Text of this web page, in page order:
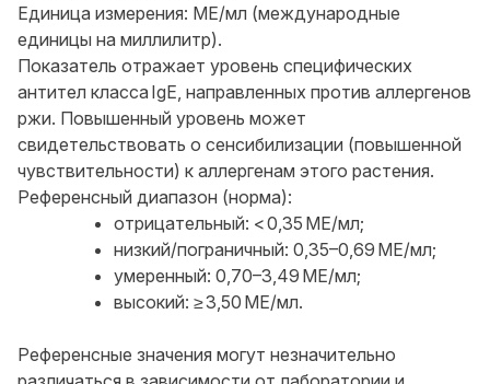
Единица измерения: МЕ/мл (международные
единицы на миллилитр).
Показатель отражает уровень специфических
антител класса IgE, направленных против аллергенов
ржи. Повышенный уровень может
свидетельствовать о сенсибилизации (повышенной
чувствительности) к аллергенам этого растения.
Референсный диапазон (норма):
отрицательный: < 0,35 МЕ/мл;
низкий/пограничный: 0,35–0,69 МЕ/мл;
умеренный: 0,70–3,49 МЕ/мл;
высокий: ≥ 3,50 МЕ/мл.
Референсные значения могут незначительно